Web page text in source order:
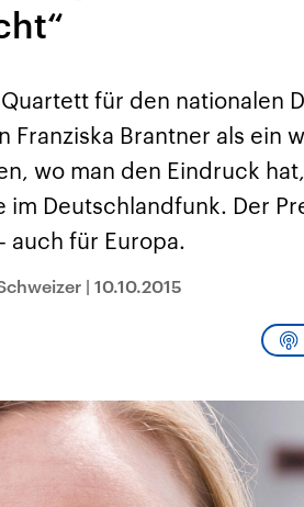
der
im Oktober 2023
hat in der
wieder die
entfacht. Israel
die Hamas
Diese wird wie
im Libanon
unterstützt.
Republik Iran – ist
von einem
Religionsführer
regierter Staat im
Osten. Eine
zu Israel und zu den
ist fest in der
Staatsideologie
für den nationalen
Brantner als ein
wo man den Eindruck
im Deutschlandfunk. Der
auch für Europa.
| 10.10.2015